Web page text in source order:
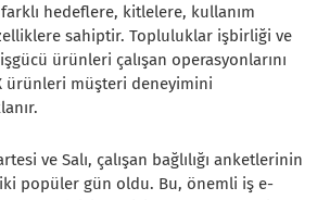
hedeflere, kitlelere, kullanım
sahiptir. Topluluklar işbirliği ve
ürünleri çalışan operasyonlarını
ürünleri müşteri deneyimini
ve Salı, çalışan bağlılığı anketlerinin
popüler gün oldu. Bu, önemli iş e-